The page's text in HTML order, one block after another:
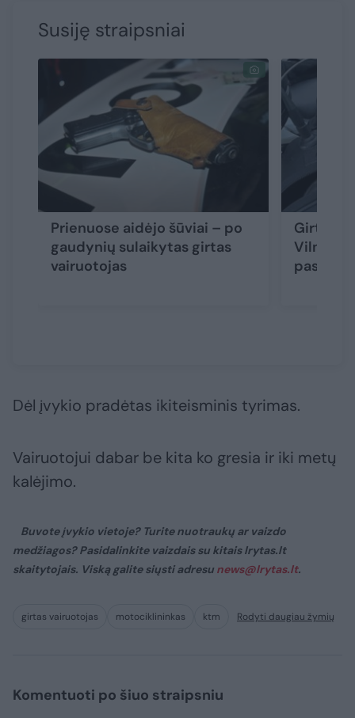
Susiję straipsniai
Prienuose aidėjo šūviai – po
gaudynių sulaikytas girtas
vairuotojas
Girtas
Vilniaus
Dėl įvykio pradėtas ikiteisminis tyrimas.
Vairuotojui dabar be kita ko gresia ir iki metų
kalėjimo.
Buvote įvykio vietoje? Turite nuotraukų ar vaizdo
medžiagos? Pasidalinkite vaizdais su kitais lrytas.lt
skaitytojais. Viską galite siųsti adresu news@lrytas.lt.
girtas vairuotojas motociklininkas ktm Rodyti daugiau žymių
Komentuoti po šiuo straipsniu